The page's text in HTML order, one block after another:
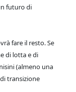
futuro di
fare il resto. Se
di lotta e di
(almeno una
transizione